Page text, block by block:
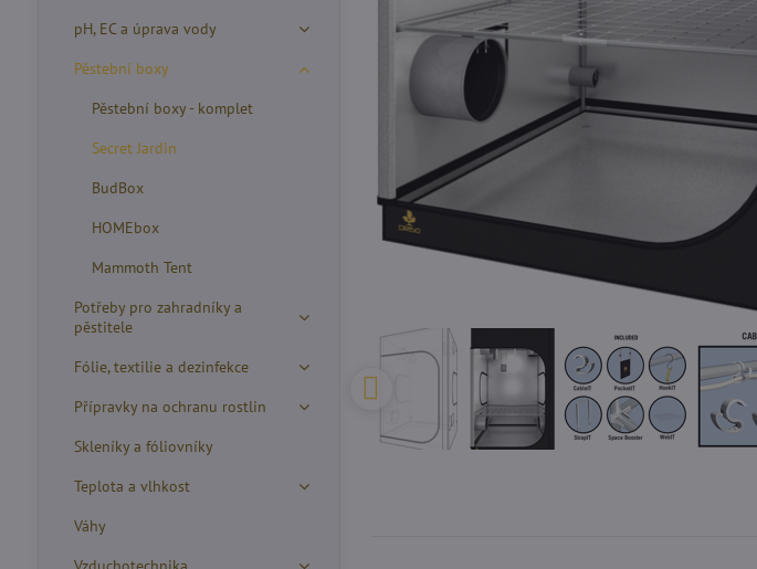
pH, EC a úprava vody
Pěstební boxy
Pěstební boxy - komplet
Secret Jardin
BudBox
HOMEbox
Mammoth Tent
Potřeby pro zahradníky a
pěstitele
Fólie, textilie a dezinfekce
Přípravky na ochranu rostlin
Skleníky a fóliovníky
Teplota a vlhkost
Váhy